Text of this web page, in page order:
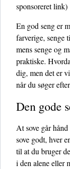
sponsoreret link)
En god seng er
farverige, senge
mens senge og
praktiske.
dig, men det er
når du søger
Den gode
At sove går
sove godt, hver
til at du bruger
i den alene eller